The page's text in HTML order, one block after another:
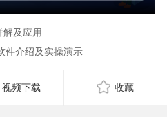
解及应用
件介绍及实操演示
视频下载 收藏